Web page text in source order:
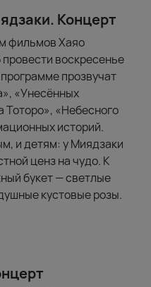
Концерт
фильмов Хаяо
воскресенье
прозвучат
«Унесённых
Тоторо», «Небесного
историй.
и детям: у Миядзаки
ценз на чудо. К
букет — светлые
кустовые розы.